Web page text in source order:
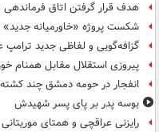
هدف قرار گرفتن اتاق‌ فرماندهی
شکست پروژه «خاورمیانه جدید»
گزافه‌گویی و لفاظی جدید ترامپ
پیروزی استقلال مقابل همنام
انفجار در حومه دمشق چند
بوسه‌ پدر بر پای پسر شهیدش
رایزنی عراقچی و همتای